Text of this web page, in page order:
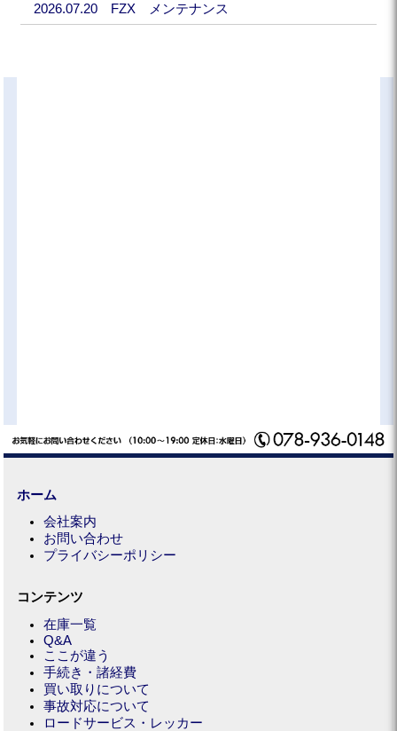
2026.07.20 FZX メンテナンス
ホーム
会社案内
お問い合わせ
プライバシーポリシー
コンテンツ
在庫一覧
Q&A
ここが違う
手続き・諸経費
買い取りについて
事故対応について
ロードサービス・レッカー